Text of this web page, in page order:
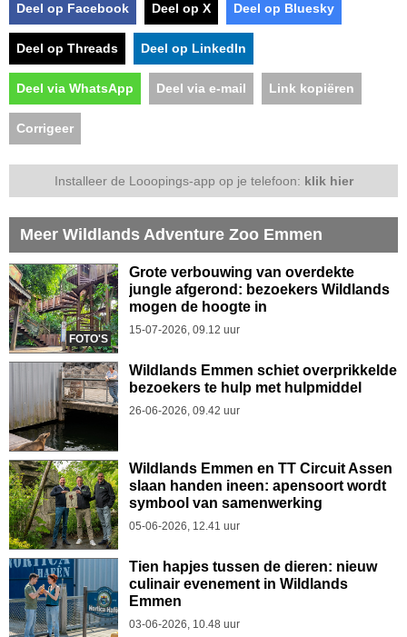
Deel op Facebook Deel op X Deel op Bluesky
Deel op Threads Deel op LinkedIn
Deel via WhatsApp Deel via e-mail Link kopiëren
Corrigeer
Installeer de Looopings-app op je telefoon: klik hier
Meer Wildlands Adventure Zoo Emmen
FOTO'S
Grote verbouwing van overdekte
jungle afgerond: bezoekers Wildlands
mogen de hoogte in
15-07-2026, 09.12 uur
Wildlands Emmen schiet overprikkelde
bezoekers te hulp met hulpmiddel
26-06-2026, 09.42 uur
Wildlands Emmen en TT Circuit Assen
slaan handen ineen: apensoort wordt
symbool van samenwerking
05-06-2026, 12.41 uur
Tien hapjes tussen de dieren: nieuw
culinair evenement in Wildlands
Emmen
03-06-2026, 10.48 uur